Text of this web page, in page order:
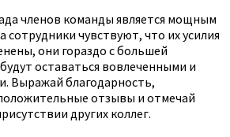
членов команды является мощным
сотрудники чувствуют, что их усилия
они гораздо с большей
оставаться вовлеченными и
Выражай благодарность,
отзывы и отмечай
других коллег.